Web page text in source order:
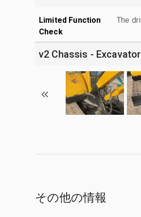
Limited Function
Check
The
v2 Chassis - Excavator
その他の情報